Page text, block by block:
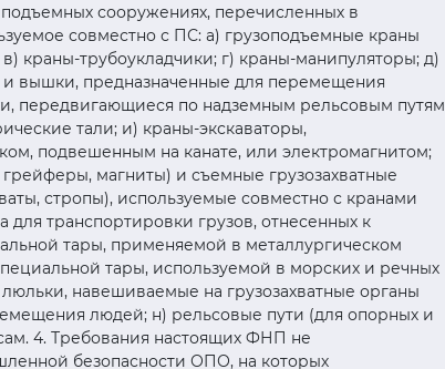
сооружениях, перечисленных в
совместно с ПС: а) грузоподъемные краны
краны-трубоукладчики; г) краны-манипуляторы; д)
вышки, предназначенные для перемещения
передвигающиеся по надземным рельсовым путям
тали; и) краны-экскаваторы,
подвешенным на канате, или электромагнитом;
магниты) и съемные грузозахватные
стропы), используемые совместно с кранами
транспортировки грузов, отнесенных к
тары, применяемой в металлургическом
тары, используемой в морских и речных
навешиваемые на грузозахватные органы
людей; н) рельсовые пути (для опорных и
4. Требования настоящих ФНП не
безопасности ОПО, на которых